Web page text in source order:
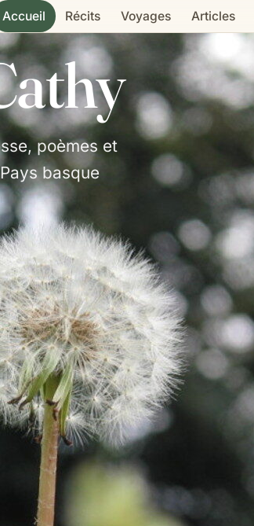
Accueil Récits Voyages Articles
poèmes et
basque
rassemble ici
poèmes. Explorez les